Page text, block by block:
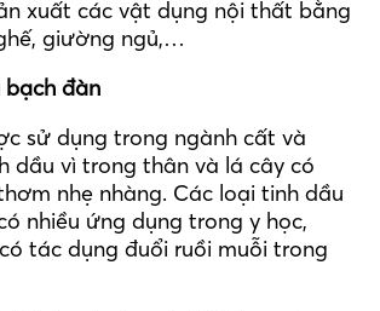
xuất các vật dụng nội thất bằng
giường ngủ,…
đàn
sử dụng trong ngành cất và
dầu vì trong thân và lá cây có
nhẹ nhàng. Các loại tinh dầu
nhiều ứng dụng trong y học,
tác dụng đuổi ruồi muỗi trong